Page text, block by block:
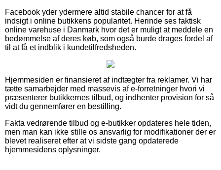
Facebook yder ydermere altid stabile chancer for at få
indsigt i online butikkens popularitet. Herinde ses faktisk
online varehuse i Danmark hvor det er muligt at meddele en
bedømmelse af deres køb, som også burde drages fordel af
til at få et indblik i kundetilfredsheden.
Hjemmesiden er finansieret af indtægter fra reklamer. Vi har
tætte samarbejder med massevis af e-forretninger hvori vi
præsenterer butikkernes tilbud, og indhenter provision for så
vidt du gennemfører en bestilling.
Fakta vedrørende tilbud og e-butikker opdateres hele tiden,
men man kan ikke stille os ansvarlig for modifikationer der er
blevet realiseret efter at vi sidste gang opdaterede
hjemmesidens oplysninger.